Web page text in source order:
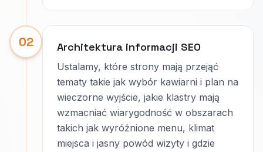
02 Architektura informacji SEO
Ustalamy, które strony mają przejąć
tematy takie jak wybór kawiarni i plan na
wieczorne wyjście, jakie klastry mają
wzmacniać wiarygodność w obszarach
takich jak wyróżnione menu, klimat
miejsca i jasny powód wizyty i gdzie